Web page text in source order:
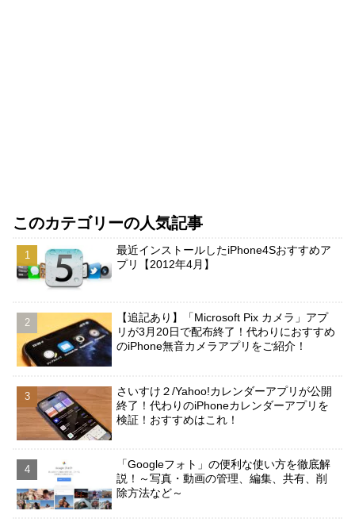
このカテゴリーの人気記事
最近インストールしたiPhone4Sおすすめア
プリ【2012年4月】
【追記あり】「Microsoft Pix カメラ」アプ
リが3月20日で配布終了！代わりにおすすめ
のiPhone無音カメラアプリをご紹介！
さいすけ２/Yahoo!カレンダーアプリが公開
終了！代わりのiPhoneカレンダーアプリを
検証！おすすめはこれ！
「Googleフォト」の便利な使い方を徹底解
説！～写真・動画の管理、編集、共有、削
除方法など～